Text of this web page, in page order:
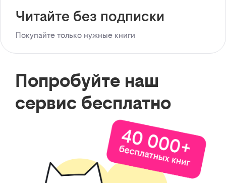
Читайте без подписки
Покупайте только нужные книги
Попробуйте наш
сервис бесплатно